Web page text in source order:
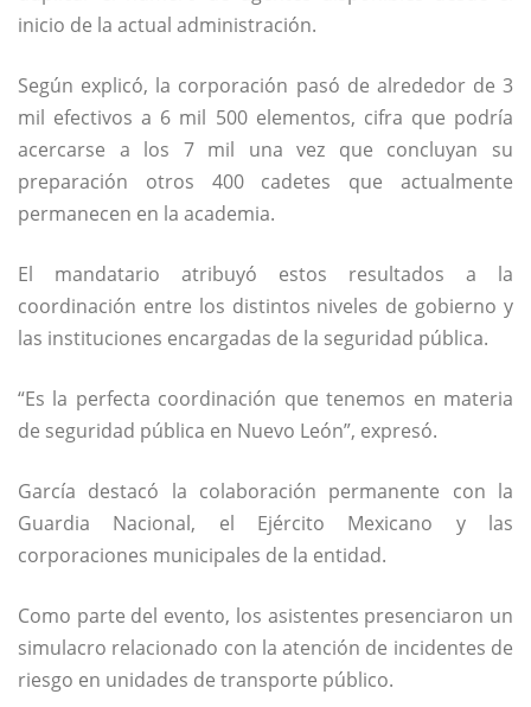
inicio de la actual administración.
Según explicó, la corporación pasó de alrededor de 3
mil efectivos a 6 mil 500 elementos, cifra que podría
acercarse a los 7 mil una vez que concluyan su
preparación otros 400 cadetes que actualmente
permanecen en la academia.
El mandatario atribuyó estos resultados a la
coordinación entre los distintos niveles de gobierno y
las instituciones encargadas de la seguridad pública.
“Es la perfecta coordinación que tenemos en materia
de seguridad pública en Nuevo León”, expresó.
García destacó la colaboración permanente con la
Guardia Nacional, el Ejército Mexicano y las
corporaciones municipales de la entidad.
Como parte del evento, los asistentes presenciaron un
simulacro relacionado con la atención de incidentes de
riesgo en unidades de transporte público.